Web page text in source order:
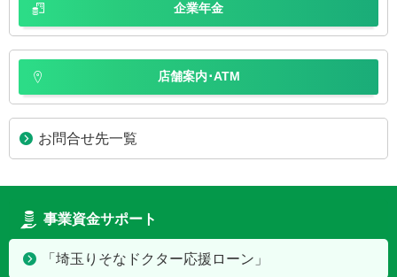
企業年金
店舗案内･ATM
お問合せ先一覧
事業資金サポート
「埼玉りそなドクター応援ローン」